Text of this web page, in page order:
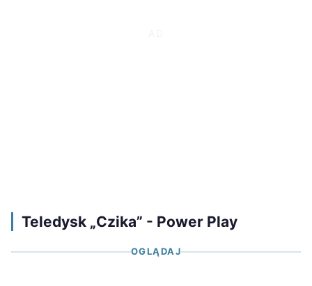
Teledysk „Czika” - Power Play
OGLĄDAJ